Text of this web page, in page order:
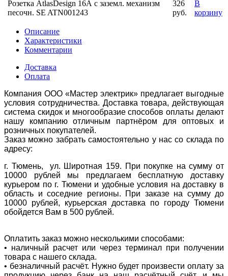
Розетка AtlasDesign 16А с заземл. механизм
песочн. SE ATN001243
326
руб.
В
корзину
Описание
Характеристики
Комментарии
Доставка
Оплата
Компания ООО «Мастер электрик» предлагает выгодные
условия сотрудничества. Доставка товара, действующая
система скидок и многообразие способов оплаты делают
нашу компанию отличным партнёром для оптовых и
розничных покупателей.
Заказ можно забрать самостоятельно у нас со склада по
адресу:
г. Тюмень, ул. Широтная 159. При покупке на сумму от
10000 рублей мы предлагаем бесплатную доставку
курьером по г. Тюмени и удобные условия на доставку в
область и соседние регионы. При заказе на сумму до
10000 рублей, курьерская доставка по городу Тюмени
обойдется Вам в 500 рублей.
Оплатить заказ можно несколькими способами:
• наличный расчет или через терминал при получении
товара с нашего склада.
• безналичный расчёт. Нужно будет произвести оплату за